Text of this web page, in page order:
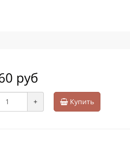
руб
+ Купить